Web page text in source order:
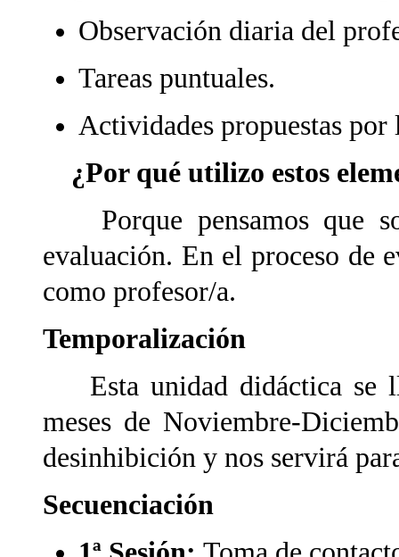
Observación diaria del
Tareas puntuales.
Actividades propuestas por
¿Por qué utilizo estos
Porque pensamos que
evaluación. En el proceso de
como profesor/a.
Temporalización
Esta unidad didáctica se
meses de Noviembre-
desinhibición y nos servirá
Secuenciación